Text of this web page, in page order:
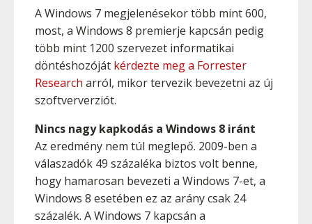
A Windows 7 megjelenésekor több mint 600,
most, a Windows 8 premierje kapcsán pedig
több mint 1200 szervezet informatikai
döntéshozóját kérdezte meg a Forrester
Research arról, mikor tervezik bevezetni az új
szoftververziót.
Nincs nagy kapkodás a Windows 8 iránt
Az eredmény nem túl meglepő. 2009-ben a
válaszadók 49 százaléka biztos volt benne,
hogy hamarosan bevezeti a Windows 7-et, a
Windows 8 esetében ez az arány csak 24
százalék. A Windows 7 kapcsán a